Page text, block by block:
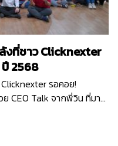
ที่ชาว Clicknexter
2568
รอคอย!
CEO Talk จากพี่วิน ที่มา
น้นการขยายบริการและ
ยิ่งขึ้น พร้อมกล่าวขอบคุณ